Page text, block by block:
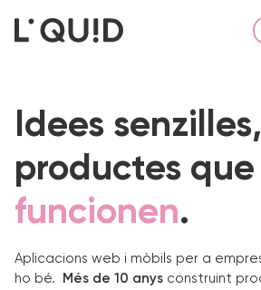
Idees senzilles,
productes que
funcionen.
Aplicacions web i mòbils per a
ho bé.
Més de 10 anys construint